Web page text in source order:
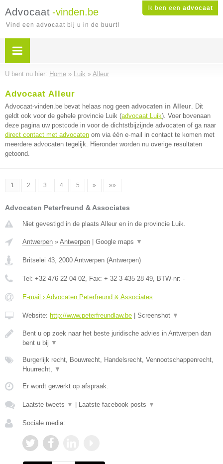
Ik ben een advocaat
Advocaat -vinden.be
Vind een advocaat bij u in de buurt!
U bent nu hier: Home » Luik » Alleur
Advocaat Alleur
Advocaat-vinden.be bevat helaas nog geen advocaten in Alleur. Dit
geldt ook voor de gehele provincie Luik (advocaat Luik). Voer bovenaan
deze pagina uw postcode in voor de dichtstbijzijnde advocaten of ga naar
direct contact met advocaten om via één e-mail in contact te komen met
meerdere advocaten tegelijk. Hieronder worden nu overige resultaten
getoond.
1 2 3 4 5 » »»
Advocaten Peterfreund & Associates
Niet gevestigd in de plaats Alleur en in de provincie Luik.
Antwerpen » Antwerpen Google maps ▼
Britselei 43, 2000 Antwerpen (Antwerpen)
Tel: +32 476 22 04 02, Fax: + 32 3 435 28 49, BTW-nr: -
E-mail › Advocaten Peterfreund & Associates
Website: http://www.peterfreundlaw.be Screenshot ▼
Bent u op zoek naar het beste juridische advies in Antwerpen dan
bent u bij ▼
Burgerlijk recht, Bouwrecht, Handelsrecht, Vennootschappenrecht,
Huurrecht, ▼
Er wordt gewerkt op afspraak.
Laatste tweets ▼ Laatste facebook posts ▼
Sociale media: